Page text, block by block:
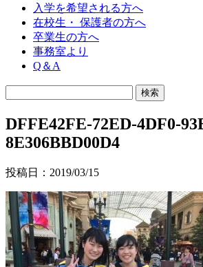
入学を希望される方へ
在校生・ 保護者の方へ
卒業生の方へ
事務室より
Q＆A
DFFE42FE-72ED-4DF0-
8E306BBD00D4
投稿日：2019/03/15